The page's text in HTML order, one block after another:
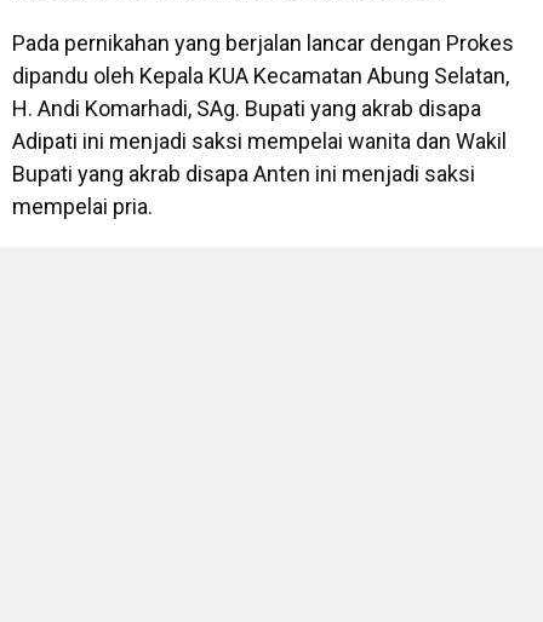
Pada pernikahan yang berjalan lancar dengan Prokes
dipandu oleh Kepala KUA Kecamatan Abung Selatan,
H. Andi Komarhadi, SAg. Bupati yang akrab disapa
Adipati ini menjadi saksi mempelai wanita dan Wakil
Bupati yang akrab disapa Anten ini menjadi saksi
mempelai pria.